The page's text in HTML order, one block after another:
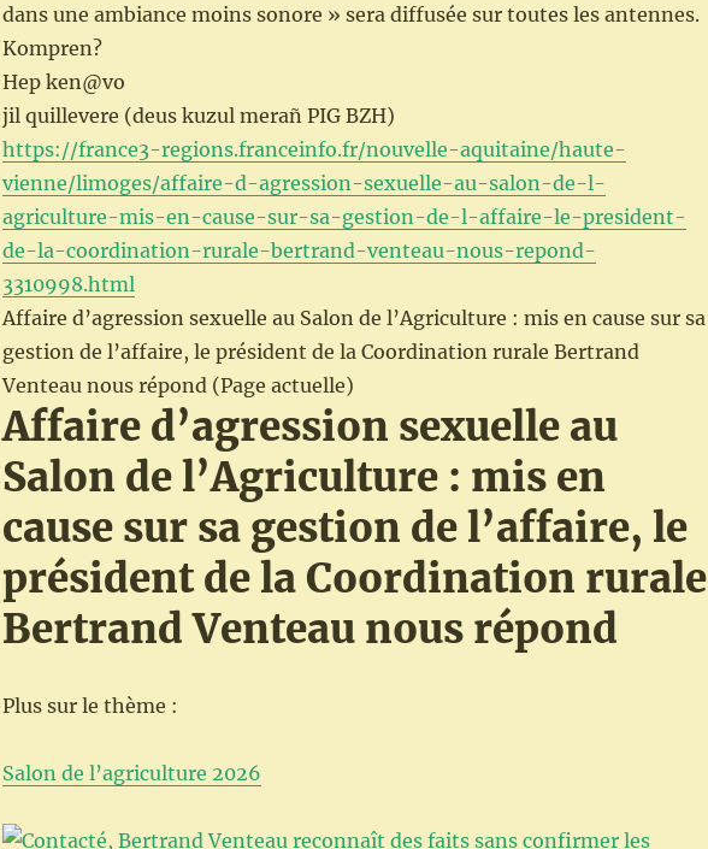
dans une ambiance moins sonore » sera diffusée sur toutes les antennes.
Kompren?
Hep ken@vo
jil quillevere (deus kuzul merañ PIG BZH)
https://france3-regions.franceinfo.fr/nouvelle-aquitaine/haute-
vienne/limoges/affaire-d-agression-sexuelle-au-salon-de-l-
agriculture-mis-en-cause-sur-sa-gestion-de-l-affaire-le-president-
de-la-coordination-rurale-bertrand-venteau-nous-repond-
3310998.html
Affaire d’agression sexuelle au Salon de l’Agriculture : mis en cause sur sa
gestion de l’affaire, le président de la Coordination rurale Bertrand
Venteau nous répond (Page actuelle)
Affaire d’agression sexuelle au
Salon de l’Agriculture : mis en
cause sur sa gestion de l’affaire, le
président de la Coordination rurale
Bertrand Venteau nous répond
Plus sur le thème :
Salon de l’agriculture 2026